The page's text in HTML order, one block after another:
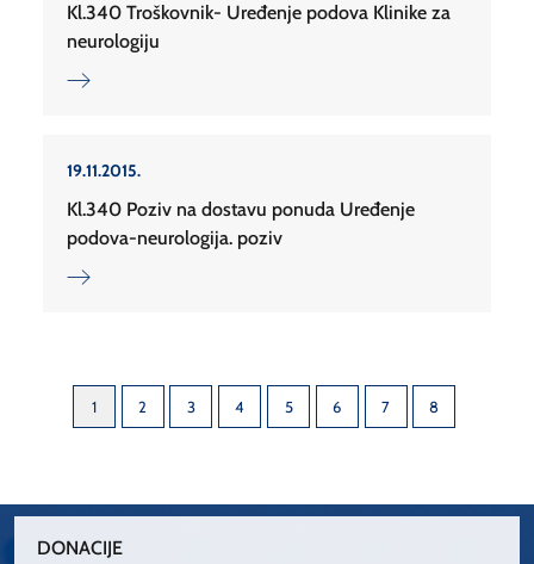
Kl.340 Troškovnik- Uređenje podova Klinike za
neurologiju
19.11.2015.
Kl.340 Poziv na dostavu ponuda Uređenje
podova-neurologija. poziv
1 2 3 4 5 6 7 8
DONACIJE